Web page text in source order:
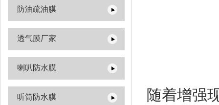
防油疏油膜
透气膜厂家
喇叭防水膜
听筒防水膜
随着增强